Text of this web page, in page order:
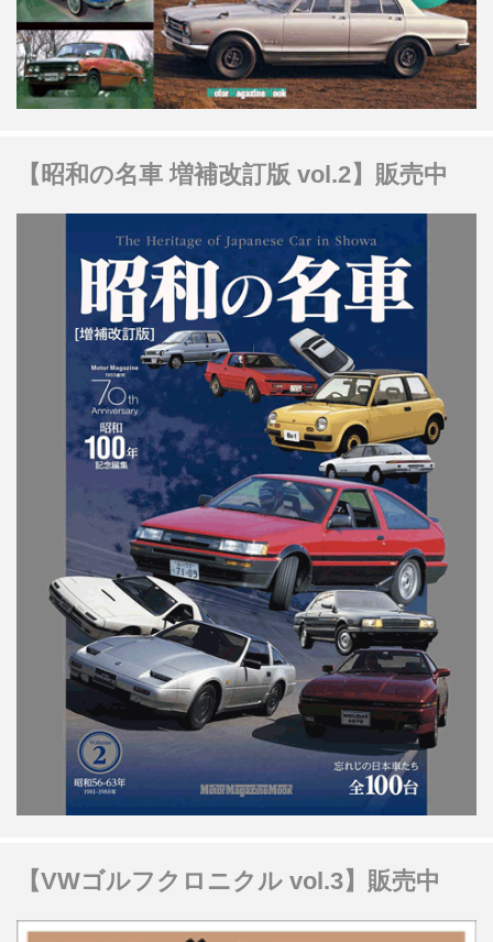
【昭和の名車 増補改訂版 vol.2】販売中
【VWゴルフクロニクル vol.3】販売中